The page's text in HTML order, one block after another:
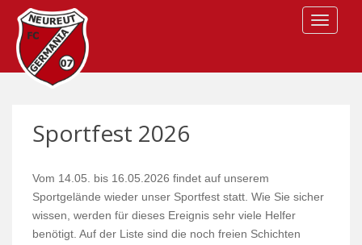
Sportfest 2026
Vom 14.05. bis 16.05.2026 findet auf unserem
Sportgelände wieder unser Sportfest statt. Wie Sie sicher
wissen, werden für dieses Ereignis sehr viele Helfer
benötigt. Auf der Liste sind die noch freien Schichten